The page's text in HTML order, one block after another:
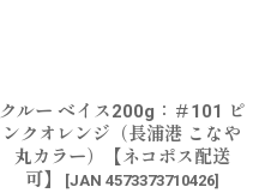
クルー ベイス200g：＃101 ピ
ンクオレンジ（長浦港 こなや
丸カラー）【ネコポス配送
可】
[JAN 4573373710426]